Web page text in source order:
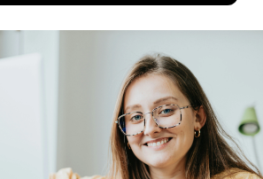
– Monat Dezember